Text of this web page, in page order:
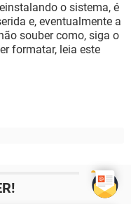
o sistema, é
e, eventualmente a
souber como, siga o
formatar, leia este